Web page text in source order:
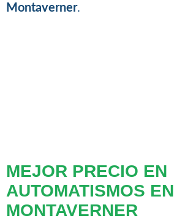
Montaverner.
MEJOR PRECIO EN
AUTOMATISMOS EN
MONTAVERNER